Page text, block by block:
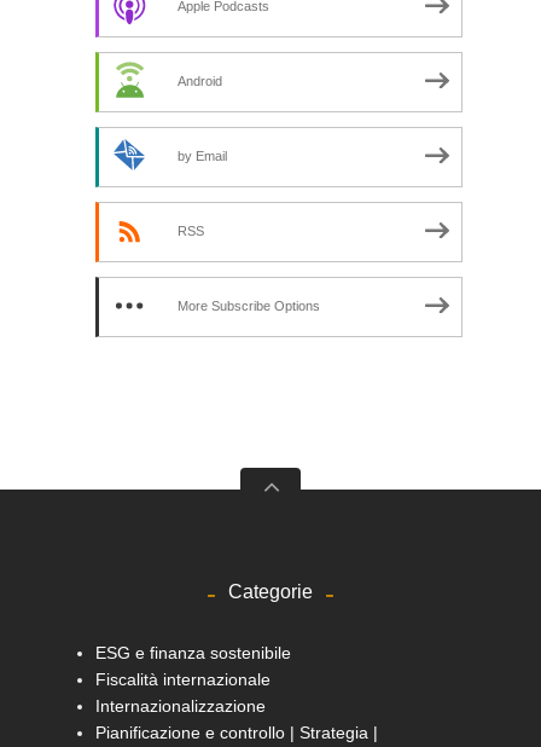
Apple Podcasts
Android
by Email
RSS
More Subscribe Options
Categorie
ESG e finanza sostenibile
Fiscalità internazionale
Internazionalizzazione
Pianificazione e controllo | Strategia |